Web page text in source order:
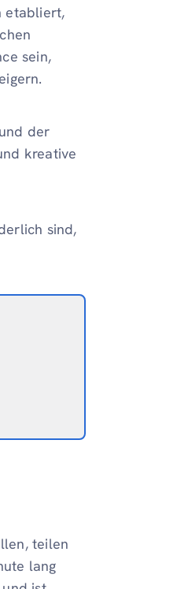
etabliert,
sein,
der
kreative
sind,
teilen
lang